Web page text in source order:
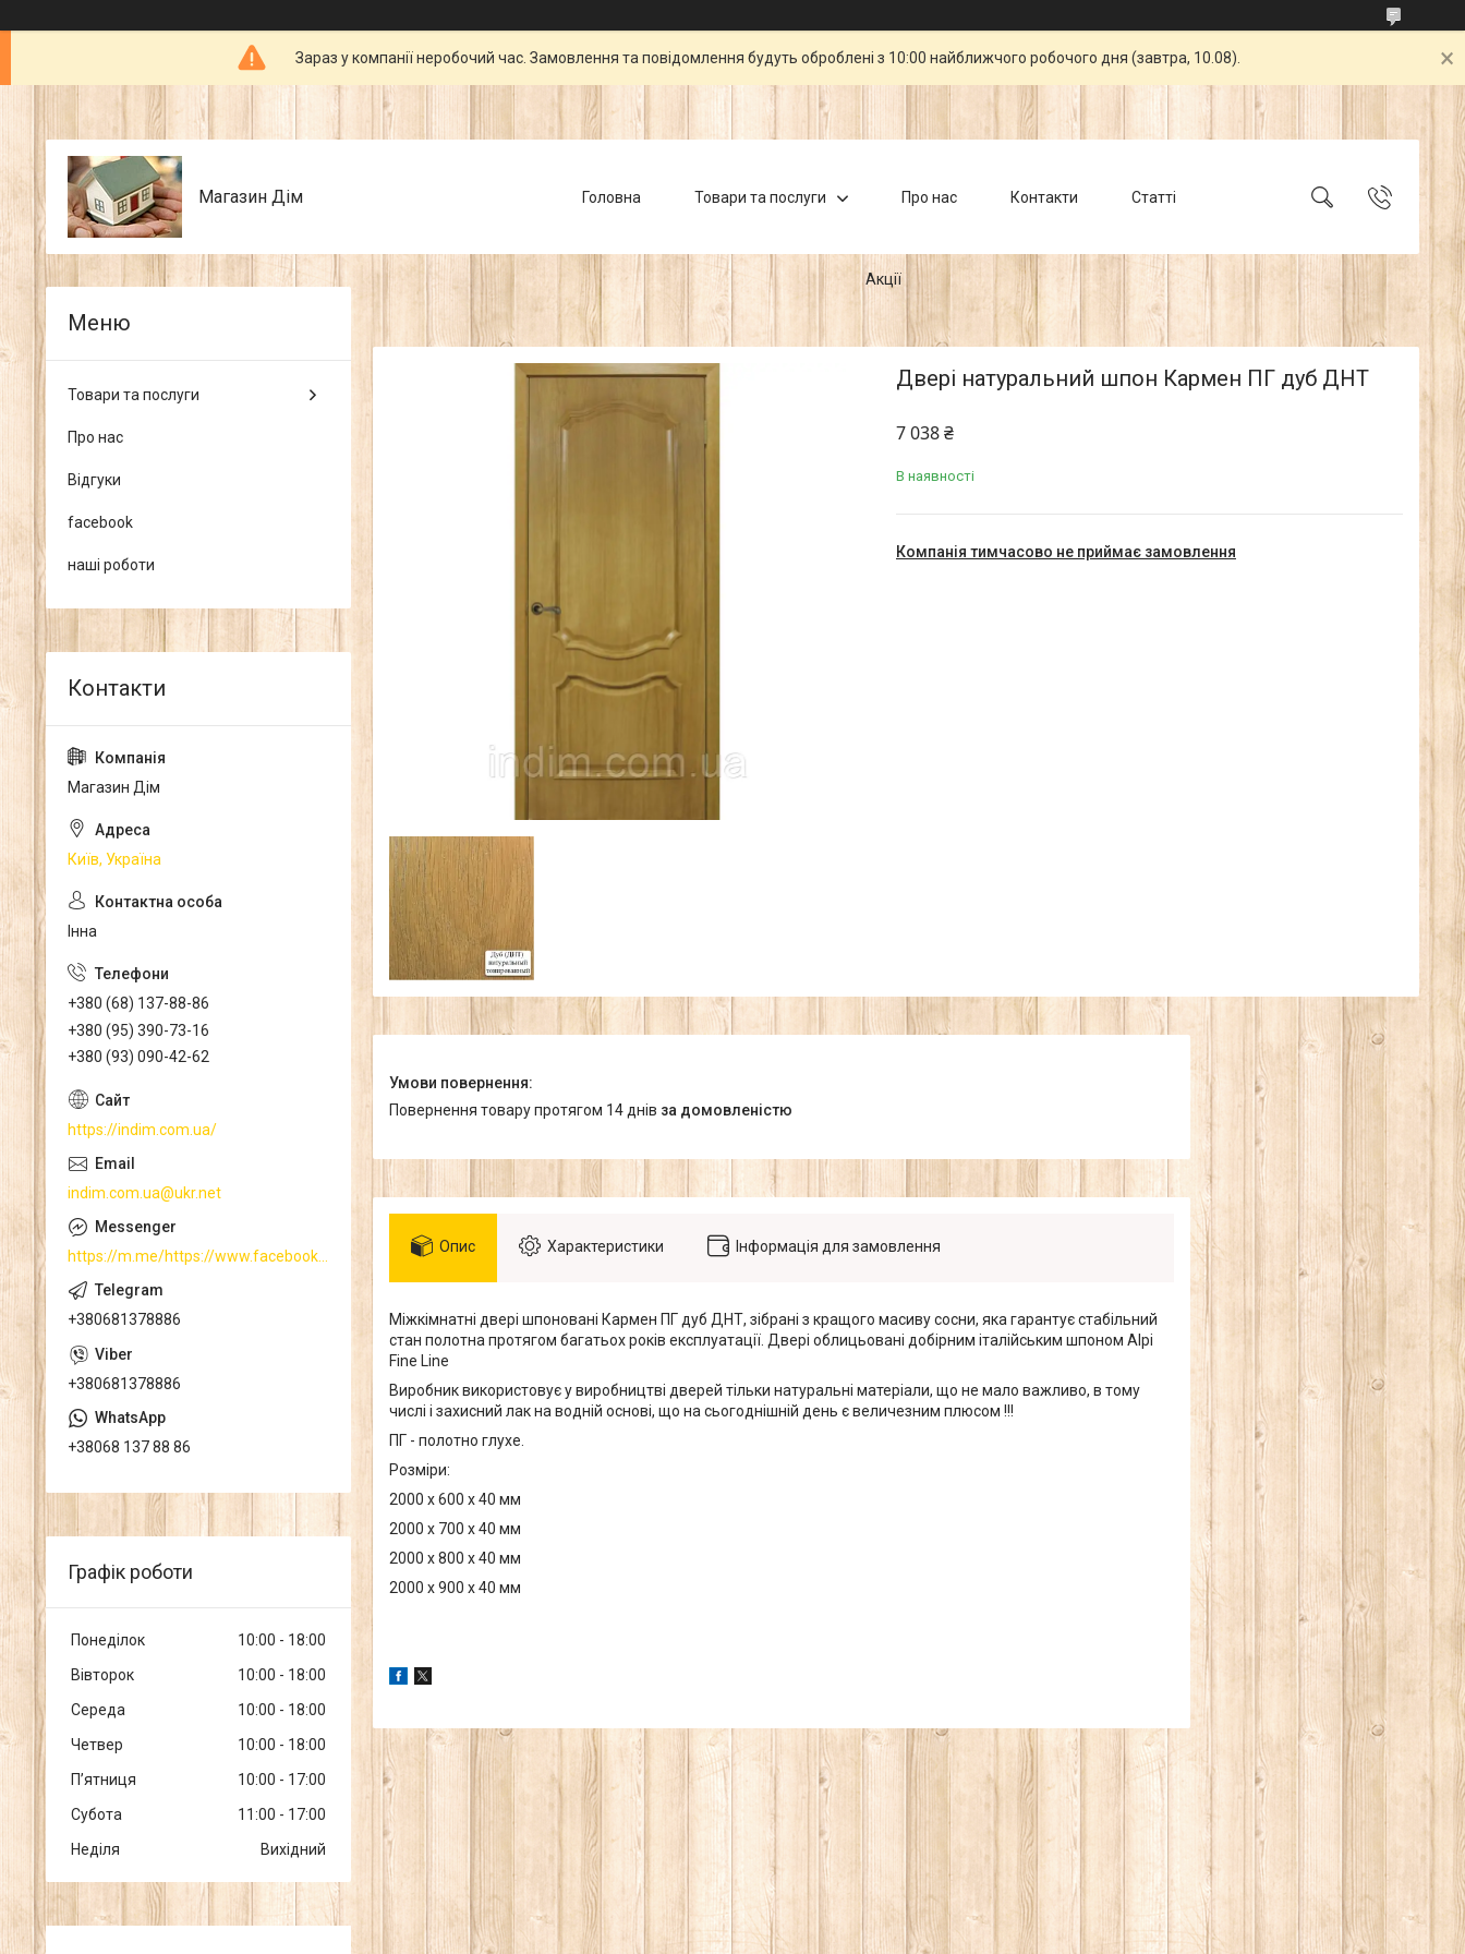
Зараз у компанії неробочий час. Замовлення та повідомлення будуть оброблені з 10:00 найближчого робочого дня (завтра, 10.08).
Магазин Дім Головна Товари та послуги Про нас Контакти Статті
Акції
Двері натуральний шпон Кармен ПГ дуб ДНТ
7 038 ₴
В наявності
Компанія тимчасово не приймає замовлення
повернення товару протягом 14 днів за домовленістю
Опис Характеристики Інформація для замовлення
Міжкімнатні двері шпоновані Кармен ПГ дуб ДНТ, зібрані з кращого масиву сосни, яка гарантує стабільний
стан полотна протягом багатьох років експлуатації. Двері облицьовані добірним італійським шпоном Alpi
Fine Line
Виробник використовує у виробництві дверей тільки натуральні матеріали, що не мало важливо, в тому
числі і захисний лак на водній основі, що на сьогоднішній день є величезним плюсом !!!
ПГ - полотно глухе.
Розміри:
2000 x 600 x 40 мм
2000 x 700 x 40 мм
2000 x 800 x 40 мм
2000 x 900 x 40 мм
Товари та послуги
Про нас
Відгуки
facebook
наші роботи
Магазин Дім
Київ, Україна
Інна
+380 (68) 137-88-86
+380 (95) 390-73-16
+380 (93) 090-42-62
https://indim.com.ua/
indim.com.ua@ukr.net
https://m.me/https://www.facebook.com/
+380681378886
+380681378886
+38068 137 88 86
Графік роботи
Понеділок 10:00
18:00
Вівторок
10:00
18:00
Середа
10:00
18:00
Четвер
10:00
18:00
Пʼятниця
10:00
17:00
Субота
11:00
17:00
Неділя
Вихідний